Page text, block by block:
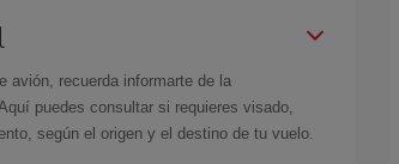
avión, recuerda informarte de la
puedes consultar si requieres visado,
según el origen y el destino de tu vuelo.